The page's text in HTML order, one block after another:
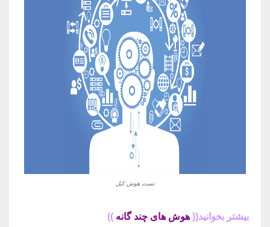
تست هوش کتل
بیشتر بخوانید(( هوش های چند گانه ))